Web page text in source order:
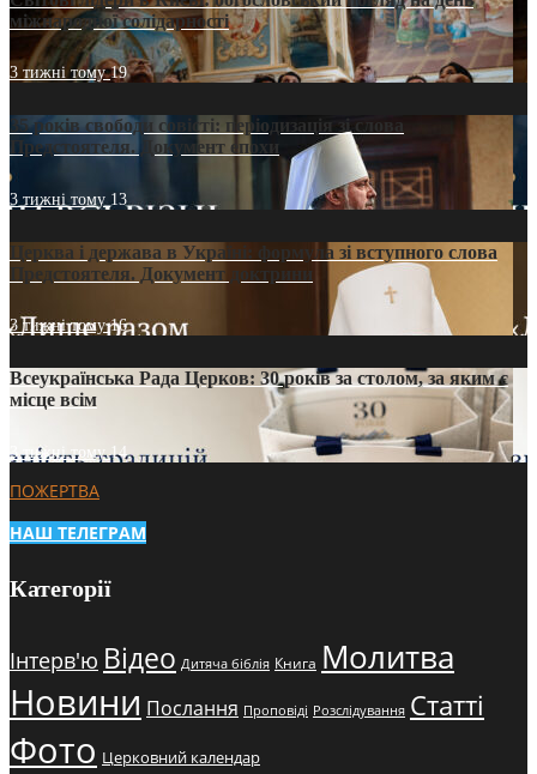
міжнародної солідарності
3 тижні тому19
35 років свободи совісті: періодизація зі слова
Предстоятеля. Документ епохи
3 тижні тому 13
Церква і держава в Україні: формула зі вступного слова
Предстоятеля. Документ доктрини
3 тижні тому16
Всеукраїнська Рада Церков: 30 років за столом, за яким є
місце всім
3 тижні тому14
ПОЖЕРТВА
НАШ ТЕЛЕГРАМ
Категорії
Інтерв'ю Відео Дитяча біблія Книга Молитва
Новини Послання Проповіді Розслідування Статті
Фото Церковний календар